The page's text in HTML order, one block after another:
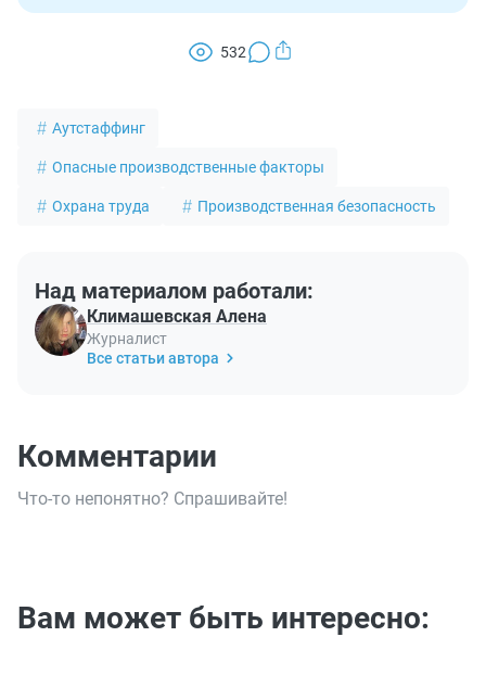
532
Аутстаффинг
Опасные производственные факторы
Охрана труда Производственная безопасность
Над материалом работали:
Климашевская Алена
Журналист
Все статьи автора
Комментарии
Что-то непонятно? Спрашивайте!
Вам может быть интересно: